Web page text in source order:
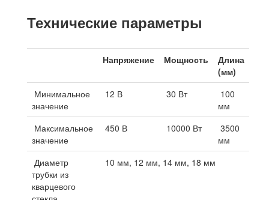
Технические параметры
Напряжение Мощность
Длина
(мм)
Минимальное
значение
12 В 30 Вт
100
мм
Максимальное
значение
450 В 10000 Вт
3500
мм
Диаметр
трубки из
кварцевого
10 мм, 12 мм, 14 мм, 18 мм